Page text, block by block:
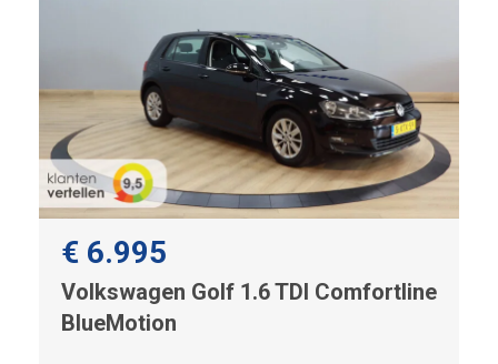
€ 6.995
Volkswagen Golf 1.6 TDI Comfortline
BlueMotion